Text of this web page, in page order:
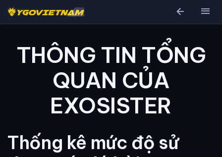
arrow_back menu
THÔNG TIN TỔNG
QUAN CỦA
EXOSISTER
Thống kê mức độ sử